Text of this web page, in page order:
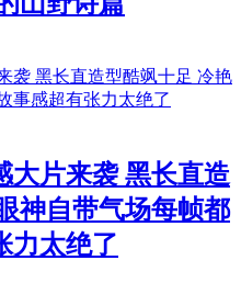
大片来袭 黑长直造
神自带气场每帧都
力太绝了